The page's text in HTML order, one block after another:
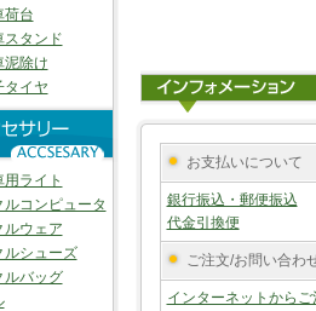
荷台
スタンド
泥除け
タイヤ
用ライト
ルコンピュータ
ルウェア
ルシューズ
ルバッグ
お支払いについて
銀行振込・郵便振込
代金引換便
ご注文/お問い合わ
インターネットからご